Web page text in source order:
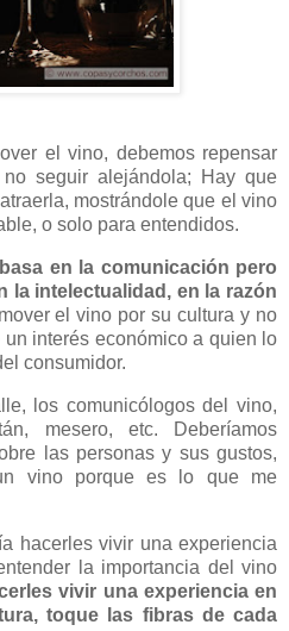
el vino, debemos repensar
seguir alejándola; Hay que
mostrándole que el vino
o solo para entendidos.
en la comunicación pero
la intelectualidad, en la razón
el vino por su cultura y no
interés económico a quien lo
consumidor.
los comunicólogos del vino,
mesero, etc. Deberíamos
las personas y sus gustos,
vino porque es lo que me
hacerles vivir una experiencia
la importancia del vino
vivir una experiencia en
toque las fibras de cada